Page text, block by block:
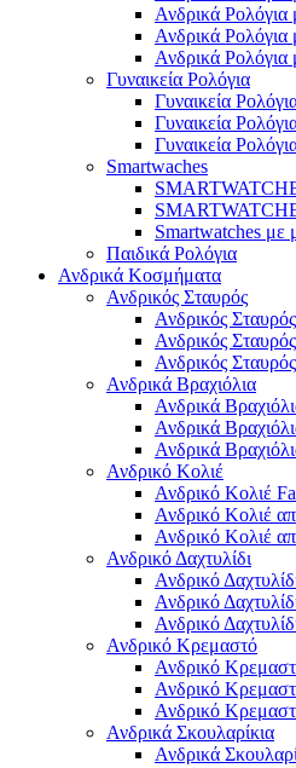
Ανδρικά
Ανδρικά
Ανδρικά
Γυναικεία Ρολόγια
Γυναικεία
Γυναικεία
Γυναικεία
Smartwaches
Smartwatches με
Παιδικά Ρολόγια
Ανδρικά Κοσμήματα
Ανδρικός Σταυρός
Ανδρικός
Ανδρικός
Ανδρικός
Ανδρικά Βραχιόλια
Ανδρικά
Ανδρικά
Ανδρικά
Ανδρικό Κολιέ
Ανδρικό Κολιέ
Ανδρικό Κολιέ
Ανδρικό Κολιέ
Ανδρικό Δαχτυλίδι
Ανδρικό
Ανδρικό
Ανδρικό
Ανδρικό Κρεμαστό
Ανδρικό
Ανδρικό
Ανδρικό
Ανδρικά Σκουλαρίκια
Ανδρικά